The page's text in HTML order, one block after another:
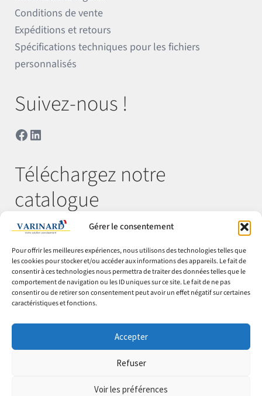
Gérer le consentement
Pour offrir les meilleures expériences, nous utilisons des technologies telles que
les cookies pour stocker et/ou accéder aux informations des appareils. Le fait de
consentir à ces technologies nous permettra de traiter des données telles que le
comportement de navigation ou les ID uniques sur ce site. Le fait de ne pas
consentir ou de retirer son consentement peut avoir un effet négatif sur certaines
caractéristiques et fonctions.
Accepter
Refuser
Voir les préférences
Conditions de vente
Expéditions et retours
Spécifications techniques pour les fichiers
personnalisés
Suivez-nous !
Facebook
LinkedIn
Téléchargez notre
catalogue
© Varinard 2026